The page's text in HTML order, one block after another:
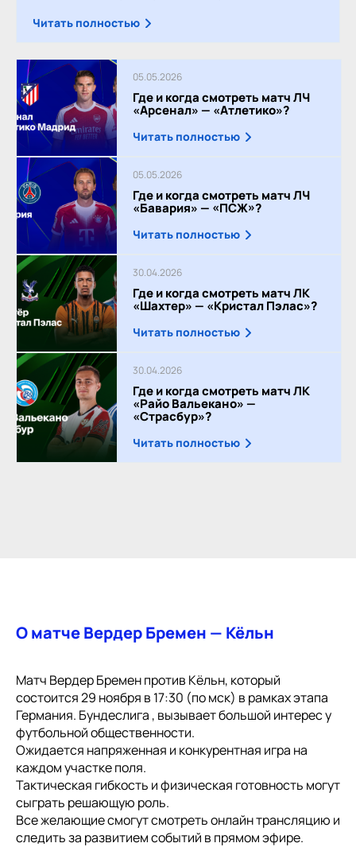
Читать полностью
05.05.2026
Где и когда смотреть матч ЛЧ
«Арсенал» — «Атлетико»?
Читать полностью
05.05.2026
Где и когда смотреть матч ЛЧ
«Бавария» — «ПСЖ»?
Читать полностью
30.04.2026
Где и когда смотреть матч ЛК
«Шахтер» — «Кристал Пэлас»?
Читать полностью
30.04.2026
Где и когда смотреть матч ЛК
«Райо Вальекано» —
«Страсбур»?
Читать полностью
О матче Вердер Бремен — Кёльн
Матч Вердер Бремен против Кёльн, который
состоится 29 ноября в 17:30 (по мск) в рамках этапа
Германия. Бундеслига , вызывает большой интерес у
футбольной общественности.
Ожидается напряженная и конкурентная игра на
каждом участке поля.
Тактическая гибкость и физическая готовность могут
сыграть решающую роль.
Все желающие смогут смотреть онлайн трансляцию и
следить за развитием событий в прямом эфире.